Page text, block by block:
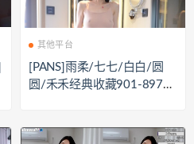
其他平台
[PANS]雨柔/七七/白白/圆
圆/禾禾经典收藏901-897私